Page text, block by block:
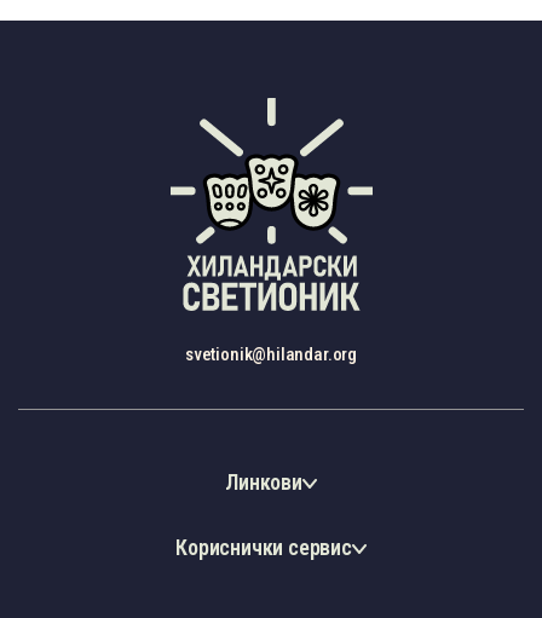
svetionik@hilandar.org
Линкови
Кориснички сервис